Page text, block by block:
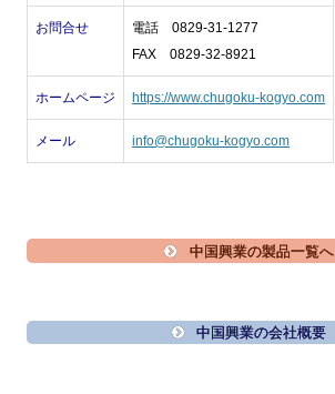
お問合せ
電話 0829-31-1277
FAX 0829-32-8921
ホームページ https://www.chugoku-kogyo.com
メール info@chugoku-kogyo.com
中国興業の製品一覧へ
中国興業の会社概要